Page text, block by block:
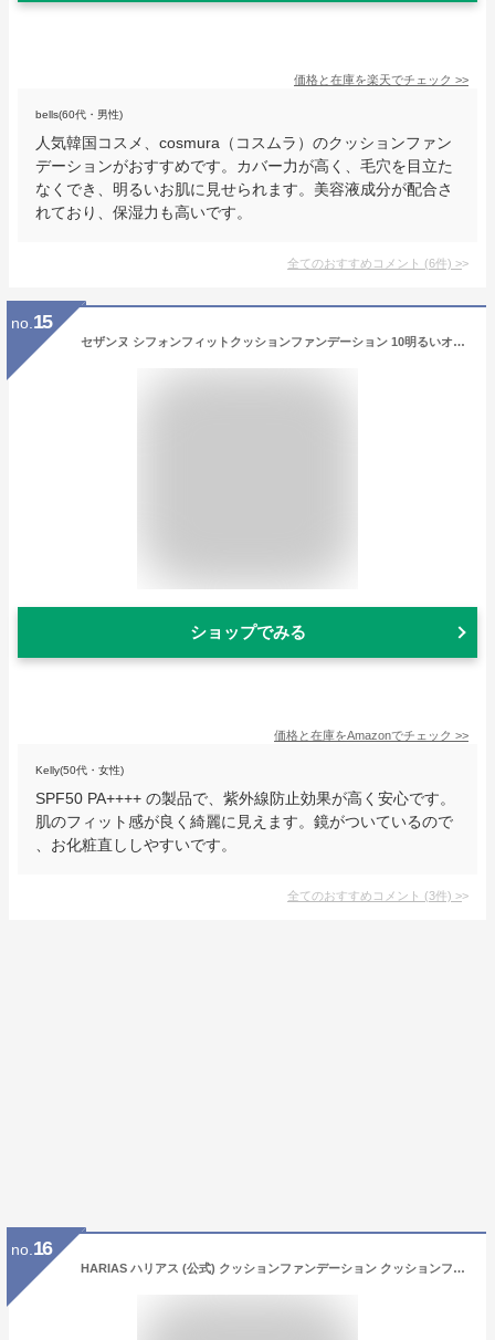
価格と在庫を楽天でチェック >>
bells(60代・男性)
人気韓国コスメ、cosmura（コスムラ）のクッションファン
デーションがおすすめです。カバー力が高く、毛穴を目立た
なくでき、明るいお肌に見せられます。美容液成分が配合さ
れており、保湿力も高いです。
全てのおすすめコメント (6件) >
no. 15
セザンヌ シフォンフィットクッションファンデーション 10明るいオークル系 11g SPF50 PA++++ 薄膜セミマット
ショップでみる
価格と在庫をAmazonでチェック >>
Kelly(50代・女性)
SPF50 PA++++ の製品で、紫外線防止効果が高く安心です。
肌のフィット感が良く綺麗に見えます。鏡がついているので
、お化粧直ししやすいです。
全てのおすすめコメント (3件) >
no. 16
HARIAS ハリアス (公式) クッションファンデーション クッションファンデ SPF50+ ナイアシンアミド 医薬部外品 美容液 ファンデーション 人気ランキング (ベージュ)